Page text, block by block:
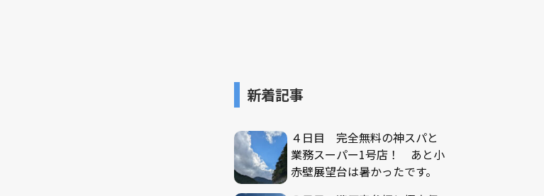
新着記事
４日目 完全無料の神スパと
業務スーパー1号店！ あと小
赤壁展望台は暑かったです。